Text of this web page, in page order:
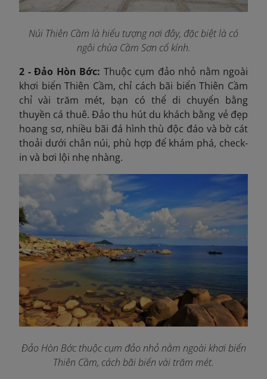
Núi Thiên Cầm là hiểu tượng nơi đây, đặc biệt là có
ngôi chùa Cầm Sơn cổ kính.
2 - Đảo Hòn Bớc: Thuộc cụm đảo nhỏ nằm ngoài
khơi biển Thiên Cầm, chỉ cách bãi biển Thiên Cầm
chỉ vài trăm mét, bạn có thể di chuyển bằng
thuyền cá thuê. Đảo thu hút du khách bằng vẻ đẹp
hoang sơ, nhiều bãi đá hình thù độc đáo và bờ cát
thoải dưới chân núi, phù hợp để khám phá, check-
in và bơi lội nhẹ nhàng.
Đảo Hòn Bớc thuộc cụm đảo nhỏ nằm ngoài khơi biển
Thiên Cầm, cách bãi biển vài trăm mét.